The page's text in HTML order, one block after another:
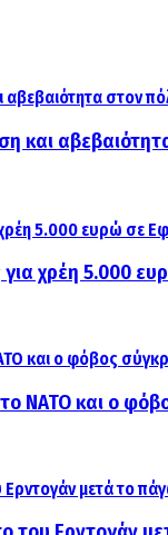
και
χρέη 5.000
ΝΑΤΟ και ο